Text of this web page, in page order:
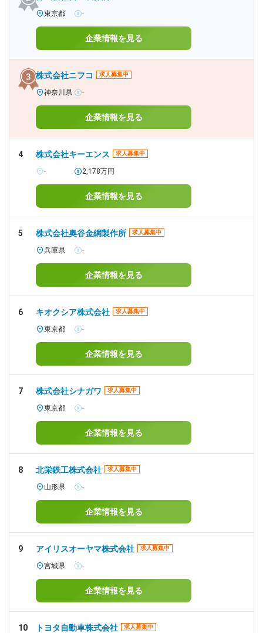
東京都 -
企業情報を見る
株式会社ニフコ 求人募集中
神奈川県 -
企業情報を見る
4 株式会社キーエンス 求人募集中
- 2,178万円
企業情報を見る
5 株式会社奥谷金網製作所 求人募集中
兵庫県 -
企業情報を見る
6 キオクシア株式会社 求人募集中
東京都 -
企業情報を見る
7 株式会社シナガワ 求人募集中
東京都 -
企業情報を見る
8 北栄鉄工株式会社 求人募集中
山形県 -
企業情報を見る
9 アイリスオーヤマ株式会社 求人募集中
宮城県 -
企業情報を見る
10 トヨタ自動車株式会社 求人募集中